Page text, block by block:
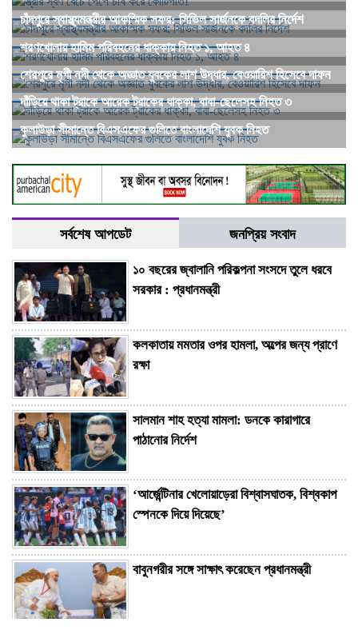
চাঁদপুরে স্বাস্থ্যমন্ত্রীর আকস্মিক সফর: সিভিল সার্জনকে বদলির নির্দেশ
শরণখোলায় হামিম পরিবহনের ধাক্কায় নিহত ১, আহত ৪
শেরপুরে মৃগী নদী থেকে অজ্ঞাত যুবকের লাশ উদ্ধার, বেওয়ারিশ হিসেবে দাফন
দাঁড়িয়ে থাকা ট্রাকে আরেক ট্রাকের ধাক্কা, বাবা-ছেলেসহ নিহত ৩
কুলাউড়া সীমান্তে বিএসএফের গুলিতে বাংলাদেশি যুবক নিহত
সর্বশেষ আপডেট জনপ্রিয় সংবাদ
১০ বছরের জ্বালানি পরিকল্পনা সংসদে তুলে ধরবে
সরকার : প্রধানমন্ত্রী
কলকাতায় মমতার ওপর হামলা, অল্পের জন্য প্রাণে
রক্ষা
সালমান শাহ হত্যা মামলা: ডনকে কারাগারে
পাঠানোর নির্দেশ
‘আর্জেন্টিনার খেলোয়াড়েরা বিশ্বাসঘাতক, বিশ্বকাপ
স্পেনকে দিয়ে দিয়েছে’
বাবুনগরীর সঙ্গে সাক্ষাৎ করেছেন প্রধানমন্ত্রী